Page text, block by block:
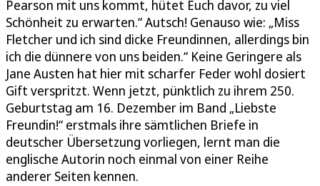
Pearson mit uns kommt, hütet Euch davor, zu viel
Schönheit zu erwarten.“ Autsch! Genauso wie: „Miss
Fletcher und ich sind dicke Freundinnen, allerdings bin
ich die dünnere von uns beiden.“ Keine Geringere als
Jane Austen hat hier mit scharfer Feder wohl dosiert
Gift verspritzt. Wenn jetzt, pünktlich zu ihrem 250.
Geburtstag am 16. Dezember im Band „Liebste
Freundin!“ erstmals ihre sämtlichen Briefe in
deutscher Übersetzung vorliegen, lernt man die
englische Autorin noch einmal von einer Reihe
anderer Seiten kennen.